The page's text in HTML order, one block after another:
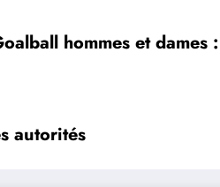
hommes et dames
autorités